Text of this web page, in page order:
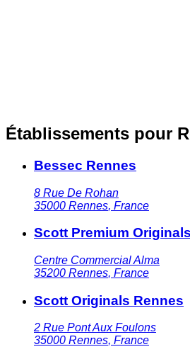
Établissements pour
Bessec Rennes
8 Rue De Rohan
35000 Rennes, France
Scott Premium
Centre Commercial Alma
35200 Rennes, France
Scott Originals Rennes
2 Rue Pont Aux Foulons
35000 Rennes, France